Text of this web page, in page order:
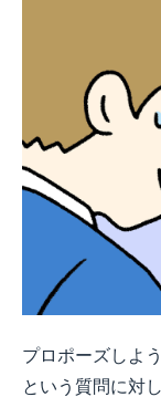
プロポーズしよ
という質問に対